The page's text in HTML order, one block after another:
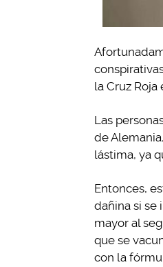
la Cruz Roja
Las
de
lástima, ya
Entonces,
dañina si se
mayor al
que se
con la